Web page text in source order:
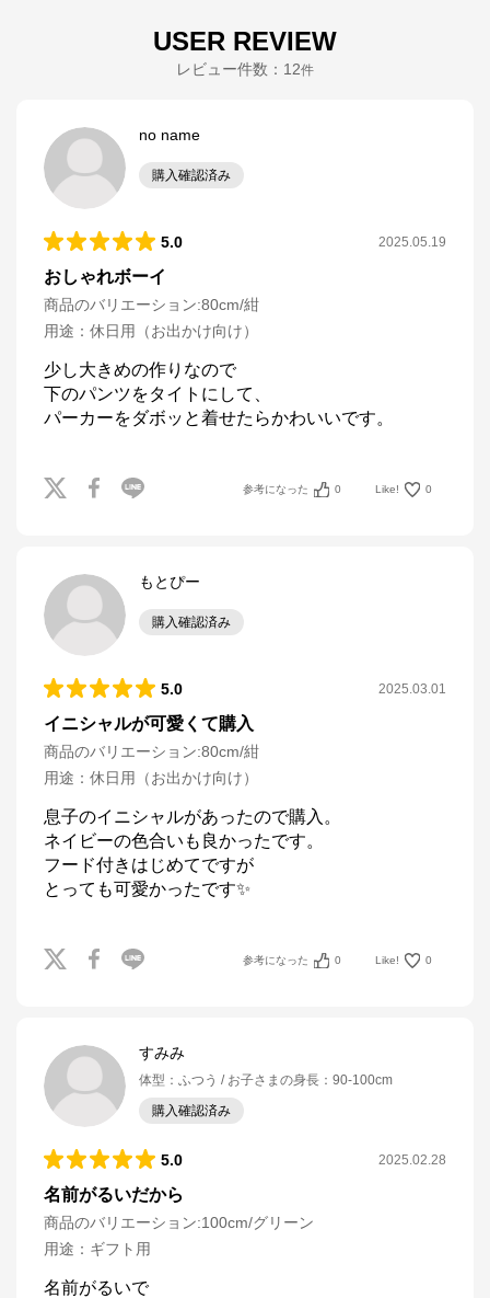
USER REVIEW
レビュー件数： 12件
no name
購入確認済み
5.0 2025.05.19
おしゃれボーイ
商品のバリエーション:80cm/紺
用途 ： 休日用（お出かけ向け）
少し大きめの作りなので
下のパンツをタイトにして、
パーカーをダボッと着せたらかわいいです。
参考になった 0 Like! 0
もとぴー
購入確認済み
5.0 2025.03.01
イニシャルが可愛くて購入
商品のバリエーション:80cm/紺
用途 ： 休日用（お出かけ向け）
息子のイニシャルがあったので購入。
ネイビーの色合いも良かったです。
フード付きはじめてですが
とっても可愛かったです✨
参考になった 0 Like! 0
すみみ
体型 ： ふつう お子さまの身長 ： 90-100cm
購入確認済み
5.0 2025.02.28
名前がるいだから
商品のバリエーション:100cm/グリーン
用途 ： ギフト用
名前がるいで